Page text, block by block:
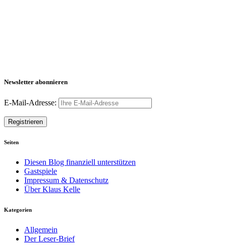
Newsletter abonnieren
E-Mail-Adresse:
Seiten
Diesen Blog finanziell unterstützen
Gastspiele
Impressum & Datenschutz
Über Klaus Kelle
Kategorien
Allgemein
Der Leser-Brief